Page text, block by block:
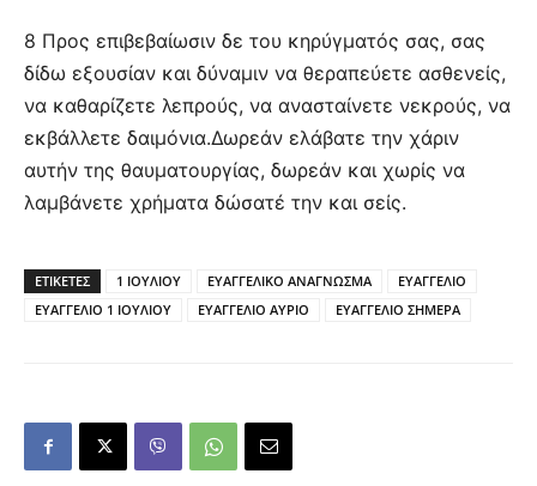
8 Προς επιβεβαίωσιν δε του κηρύγματός σας, σας
δίδω εξουσίαν και δύναμιν να θεραπεύετε ασθενείς,
να καθαρίζετε λεπρούς, να ανασταίνετε νεκρούς, να
εκβάλλετε δαιμόνια.Δωρεάν ελάβατε την χάριν
αυτήν της θαυματουργίας, δωρεάν και χωρίς να
λαμβάνετε χρήματα δώσατέ την και σείς.
ΕΤΙΚΕΤΕΣ 1 ΙΟΥΛΙΟΥ ΕΥΑΓΓΕΛΙΚΟ ΑΝΑΓΝΩΣΜΑ
ΕΥΑΓΓΕΛΙΟ
ΕΥΑΓΓΕΛΙΟ 1 ΙΟΥΛΙΟΥ
ΕΥΑΓΓΕΛΙΟ ΑΥΡΙΟ ΕΥΑΓΓΕΛΙΟ ΣΗΜΕΡΑ